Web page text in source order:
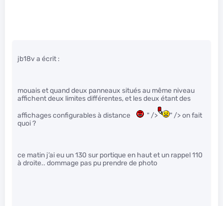
jb18v a écrit :
mouais et quand deux panneaux situés au même niveau
affichent deux limites différentes, et les deux étant des
affichages configurables à distance
" />
" /> on fait
quoi ?
ce matin j’ai eu un 130 sur portique en haut et un rappel 110
à droite.. dommage pas pu prendre de photo